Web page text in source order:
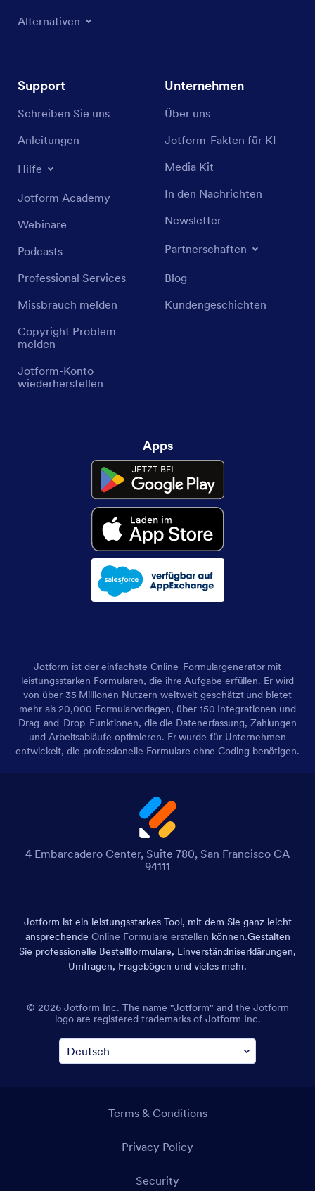
Alternativen
Support
Schreiben Sie uns
Anleitungen
Hilfe
Jotform Academy
Webinare
Podcasts
Professional Services
Missbrauch melden
Copyright Problem
melden
Jotform-Konto
wiederherstellen
Unternehmen
Über uns
Jotform-Fakten für KI
Media Kit
In den Nachrichten
Newsletter
Partnerschaften
Blog
Kundengeschichten
Apps
Jotform ist der einfachste Online-Formulargenerator mit
leistungsstarken Formularen, die ihre Aufgabe erfüllen. Er wird
von über 35 Millionen Nutzern weltweit geschätzt und bietet
mehr als 20,000 Formularvorlagen, über 150 Integrationen und
Drag-and-Drop-Funktionen, die die Datenerfassung, Zahlungen
und Arbeitsabläufe optimieren. Er wurde für Unternehmen
entwickelt, die professionelle Formulare ohne Coding benötigen.
4 Embarcadero Center, Suite 780, San Francisco CA
94111
Jotform ist ein leistungsstarkes Tool, mit dem Sie ganz leicht
ansprechende Online Formulare erstellen können.Gestalten
Sie professionelle Bestellformulare, Einverständniserklärungen,
Umfragen, Fragebögen und vieles mehr.
© 2026 Jotform Inc. The name "Jotform" and the Jotform
logo are registered trademarks of Jotform Inc.
Terms & Conditions
Privacy Policy
Security